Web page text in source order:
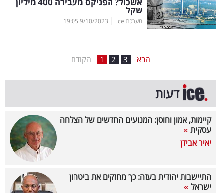
תיירות
המילון
הכלכלי
פודקאסט
40
שקל
מערכת ice |
9/10/2023
19:05
הקודם 1 2 3 הבא
דעות
קיימות, אמון וחוסן: המנועים החדשים של הצלחה
עסקית
יאיר אבידן
התיישבות יהודית בעזה: כך מחזקים את ביטחון
ישראל